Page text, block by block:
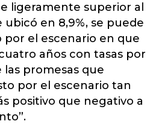
ligeramente superior al
ubicó en 8,9%, se puede
por el escenario en que
años con tasas por
las promesas que
por el escenario tan
positivo que negativo a